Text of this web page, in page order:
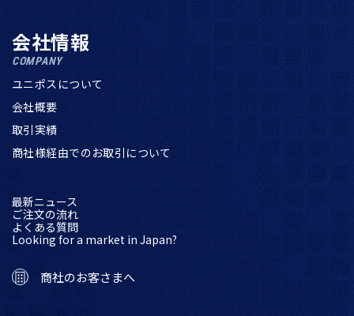
会社情報
COMPANY
ユニポスについて
会社概要
取引実績
商社様経由でのお取引について
最新ニュース
ご注文の流れ
よくある質問
Looking for a market in Japan?
商社のお客さまへ